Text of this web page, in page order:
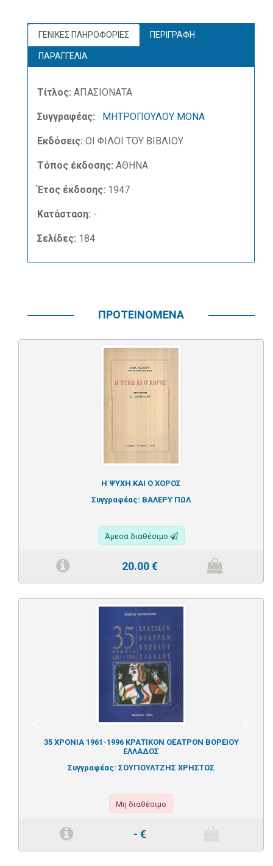
ΓΕΝΙΚΕΣ ΠΛΗΡΟΦΟΡΙΕΣ ΠΕΡΙΓΡΑΦΗ
ΠΑΡΑΓΓΕΛΙΑ
Τίτλος: ΑΠΑΣΙΟΝΑΤΑ
Συγγραφέας: ΜΗΤΡΟΠΟΥΛΟΥ ΜΟΝΑ
Εκδόσεις: ΟΙ ΦΙΛΟΙ ΤΟΥ ΒΙΒΛΙΟΥ
Τόπος έκδοσης: ΑΘΗΝΑ
Έτος έκδοσης: 1947
Κατάσταση: -
Σελίδες: 184
ΠΡΟΤΕΙΝΟΜΕΝΑ
Η ΨΥΧΗ ΚΑΙ Ο ΧΟΡΟΣ
Συγγραφέας: ΒΑΛΕΡΥ ΠΩΛ
Άμεσα διαθέσιμο
20.00€
35 ΧΡΟΝΙΑ 1961-1996 ΚΡΑΤΙΚΟΝ ΘΕΑΤΡΟΝ ΒΟΡΕΙΟΥ
ΕΛΛΑΔΟΣ
Συγγραφέας: ΣΟΥΓΙΟΥΛΤΖΗΣ ΧΡΗΣΤΟΣ
Μη διαθέσιμο
- €